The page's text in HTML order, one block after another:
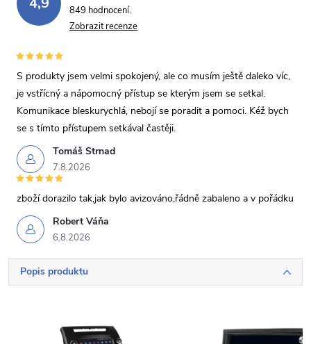
849 hodnocení
Zobrazit recenze
Tomáš Strnad
7.8.2026
S produkty jsem velmi spokojený, ale co musím ještě daleko víc,
je vstřícný a nápomocný přístup se kterým jsem se setkal.
Komunikace bleskurychlá, nebojí se poradit a pomoci. Kéž bych
se s tímto přístupem setkával častěji.
Robert Váňa
6.8.2026
zboží dorazilo tak,jak bylo avizováno,řádně zabaleno a v pořádku
Popis produktu